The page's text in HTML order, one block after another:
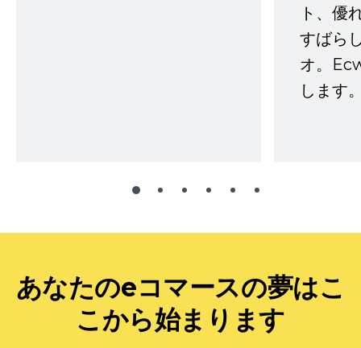
ト、優
すばら
オ。
します
あなたのeコマースの夢はこ
こから始まります